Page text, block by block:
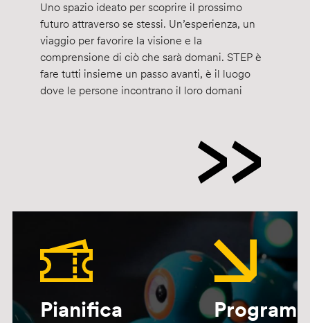
Uno spazio ideato per scoprire il prossimo
futuro attraverso se stessi. Un’esperienza, un
viaggio per favorire la visione e la
comprensione di ciò che sarà domani. STEP è
fare tutti insieme un passo avanti, è il luogo
dove le persone incontrano il loro domani
Pianifica